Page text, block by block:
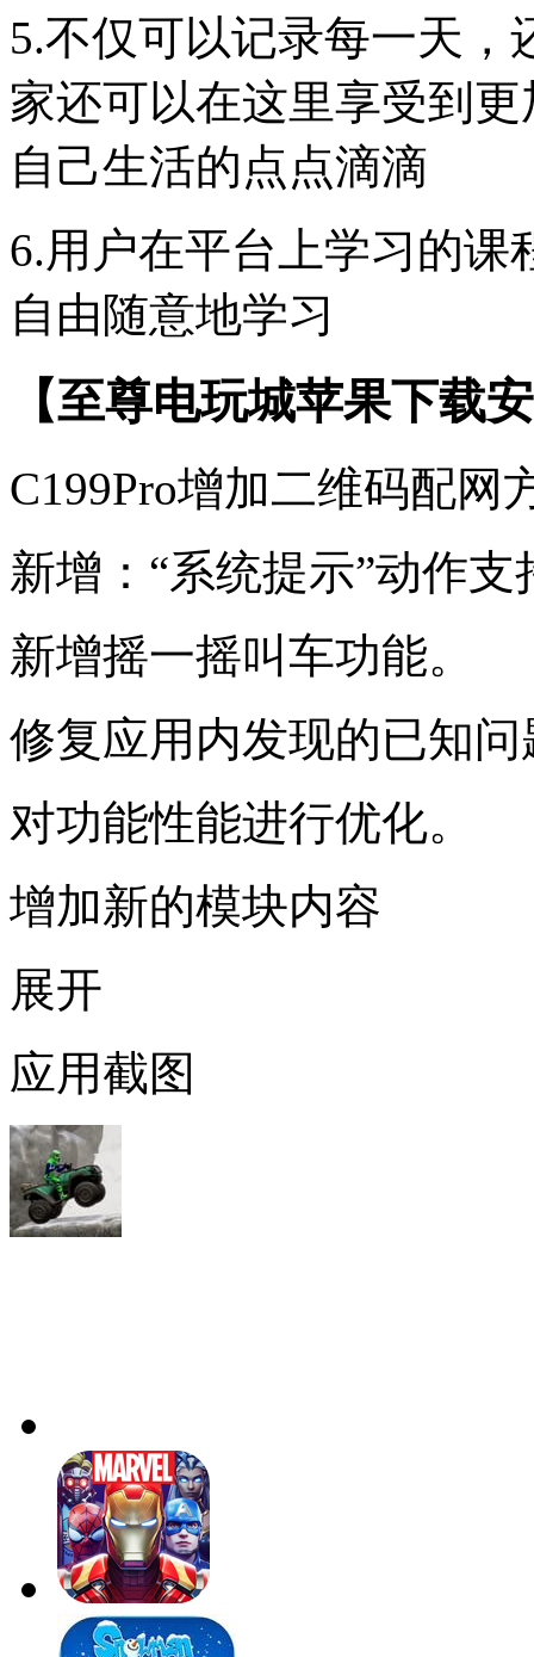
5.不仅可以记录每一天
家还可以在这里享受到
自己生活的点点滴滴
6.用户在平台上学习的
自由随意地学习
【至尊电玩城苹果下载
C199Pro增加二维码配网
新增：“系统提示”动作
新增摇一摇叫车功能。
修复应用内发现的已知问
对功能性能进行优化。
增加新的模块内容
展开
应用截图